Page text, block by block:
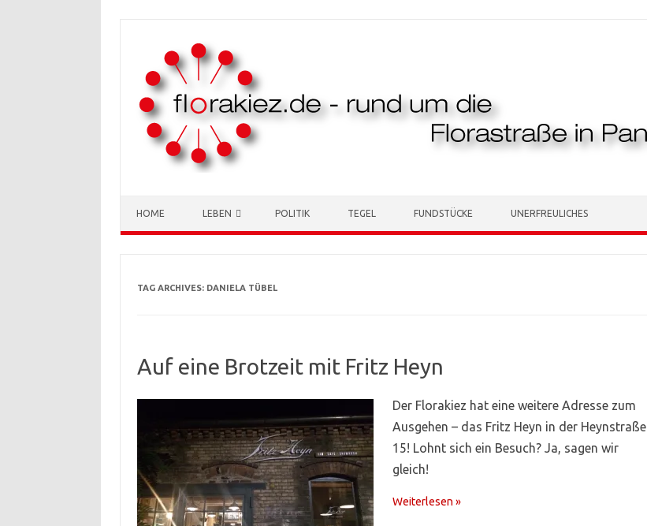
HOME LEBEN POLITIK TEGEL FUNDSTÜCKE UNERFREULICHES
TAG ARCHIVES: DANIELA TÜBEL
Auf eine Brotzeit mit Fritz Heyn
Der Florakiez hat eine weitere Adresse zum
Ausgehen – das Fritz Heyn in der Heynstraße
15! Lohnt sich ein Besuch? Ja, sagen wir
gleich!
Weiterlesen »